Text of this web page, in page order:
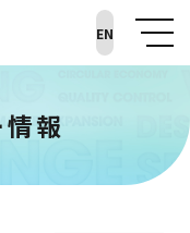
EN
情報